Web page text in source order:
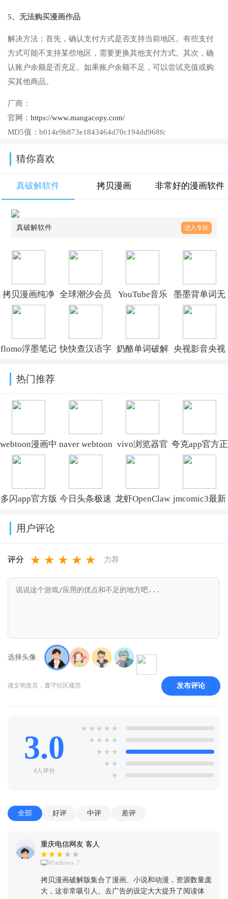
5、无法购买漫画作品
解决方法：首先，确认支付方式是否支持当前地区。有些支付
方式可能不支持某些地区，需要更换其他支付方式。其次，确
认账户余额是否充足。如果账户余额不足，可以尝试充值或购
买其他商品。
厂商：
官网： https://www.mangacopy.com/
MD5值： b014e9b873e1843464d70c194dd968fc
猜你喜欢
真破解软件 拷贝漫画 非常好的漫画软件
真破解软件 进入专区
拷贝漫画纯净
版2026最新免
全球潮汐会员
版免费版
YouTube音乐
破解版
墨墨背单词无
上限最新版
flomo浮墨笔记 快快查汉语字 奶酪单词破解 央视影音央视
热门推荐
webtoon漫画中
文版下载v3.9.7
naver webtoon
中文版下载 -
器，充值教程
vivo浏览器官
方正版下载
夸克app官方正
版下载最新版
v10.13.5.1110
多闪app官方版 今日头条极速 龙虾OpenClaw jmcomic3最新
用户评论
评分 ★ ★ ★ ★ ★ 力荐
选择头像:
请文明发言，遵守社区规范 发布评论
3.0
4人评分
★ ★ ★ ★ ★
★ ★ ★ ★
★ ★ ★
★ ★
★
全部 好评 中评 差评
重庆电信网友 客人
Windows 7
拷贝漫画破解版集合了漫画、小说和动漫，资源数量庞
大，这非常吸引人。去广告的设定大大提升了阅读体